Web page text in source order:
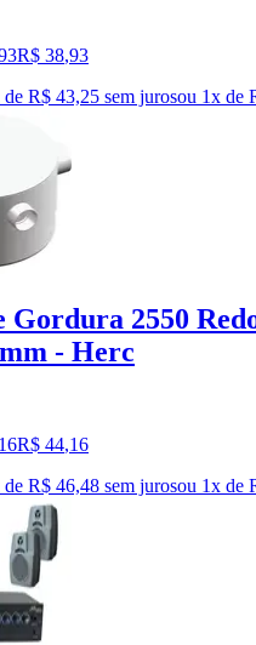
R$ 38,93
R$ 43,25 sem jurosou 1x de
Gordura 2550
- Herc
R$ 44,16
R$ 46,48 sem jurosou 1x de